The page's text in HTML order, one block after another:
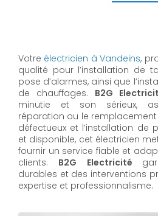
Votre électricien à Vandeins,
qualité pour l’installation de
pose d’alarmes, ainsi que
de chauffages. B2G
minutie et son sérieux,
réparation ou le
défectueux et l’installation de
et disponible, cet électricien
fournir un service fiable et
clients. B2G Electricité
durables et des interventions
expertise et professionnalisme.